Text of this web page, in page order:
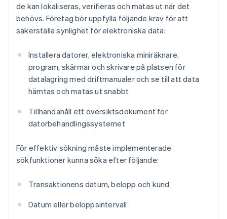
de kan lokaliseras, verifieras och matas ut när det
behövs. Företag bör uppfylla följande krav för att
säkerställa synlighet för elektroniska data:
Installera datorer, elektroniska miniräknare,
program, skärmar och skrivare på platsen för
datalagring med driftmanualer och se till att data
hämtas och matas ut snabbt
Tillhandahåll ett översiktsdokument för
datorbehandlingssystemet
För effektiv sökning måste implementerade
sökfunktioner kunna söka efter följande:
Transaktionens datum, belopp och kund
Datum eller beloppsintervall